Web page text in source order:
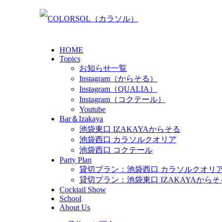
HOME
Topics
お知らせ一覧
Instagram（からそる）
Instagram（QUALIA）
Instagram（コクテール）
Youtube
Bar＆Izakaya
池袋東口 IZAKAYAからそる
池袋西口 カラソルクオリア
池袋西口 コクテール
Party Plan
貸切プラン：池袋西口 カラソルクオリ
貸切プラン：池袋東口 IZAKAYAからそ
Cocktail Show
School
About Us